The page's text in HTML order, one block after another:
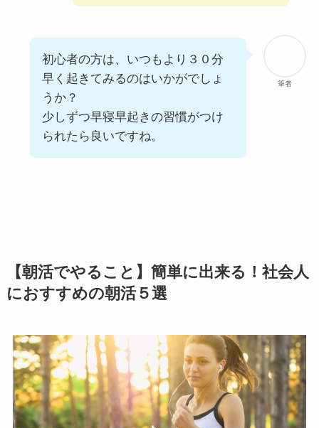
筆者
初心者の方は、いつもより３０分
早く起きてみるのはいかがでしょ
うか？
少しずつ早寝早起きの習慣がつけ
られたら良いですね。
【朝活でやること】簡単に出来る！社会人
におすすめの朝活５選